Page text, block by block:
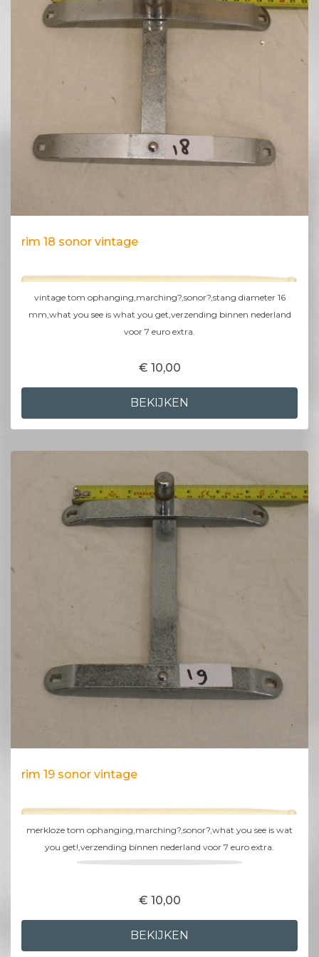
rim 18 sonor vintage
vintage tom ophanging,marching?,sonor?,stang diameter 16
mm,what you see is what you get,verzending binnen nederland
voor 7 euro extra.
€ 10,00
BEKIJKEN
rim 19 sonor vintage
merkloze tom ophanging,marching?,sonor?,what you see is wat
you get!,verzending binnen nederland voor 7 euro extra.
€ 10,00
BEKIJKEN